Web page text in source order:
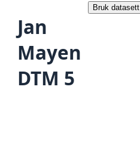
Jan
Mayen
DTM 5
Bruk datasett